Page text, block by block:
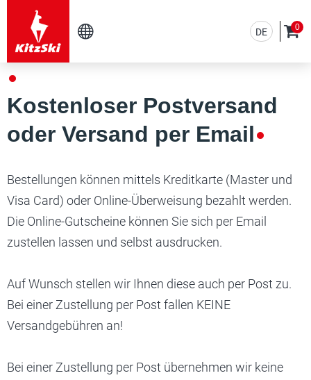
DE
0
Kostenloser Postversand
oder Versand per Email
Bestellungen können mittels Kreditkarte (Master und
Visa Card) oder Online-Überweisung bezahlt werden.
Die Online-Gutscheine können Sie sich per Email
zustellen lassen und selbst ausdrucken.
Auf Wunsch stellen wir Ihnen diese auch per Post zu.
Bei einer Zustellung per Post fallen KEINE
Versandgebühren an!
Bei einer Zustellung per Post übernehmen wir keine